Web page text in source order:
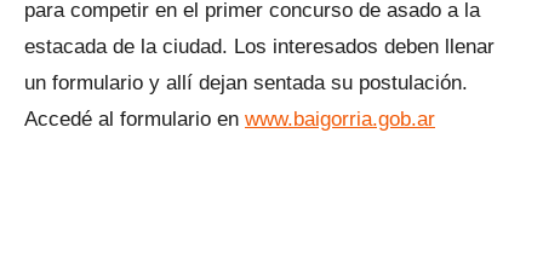
para competir en el primer concurso de asado a la
estacada de la ciudad. Los interesados deben llenar
un formulario y allí dejan sentada su postulación.
Accedé al formulario en www.baigorria.gob.ar